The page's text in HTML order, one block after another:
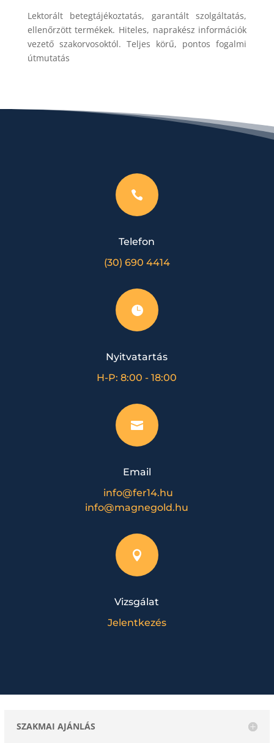
Lektorált betegtájékoztatás, garantált szolgáltatás,
ellenőrzött termékek. Hiteles, naprakész információk
vezető szakorvosoktól. Teljes körű, pontos fogalmi
útmutatás

Telefon
(30) 690 4414

Nyitvatartás
H-P: 8:00 - 18:00

Email
info@fer14.hu
info@magnegold.hu

Vizsgálat
Jelentkezés
SZAKMAI AJÁNLÁS